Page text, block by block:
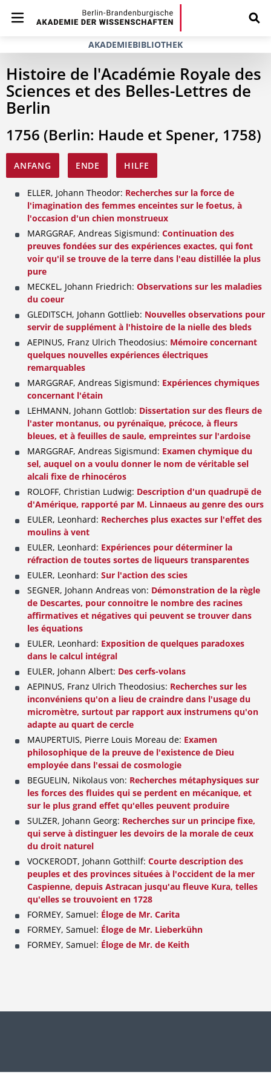
AKADEMIEBIBLIOTHEK
Histoire de l'Académie Royale des
Sciences et des Belles-Lettres de
Berlin
1756 (Berlin: Haude et Spener, 1758)
ANFANG ENDE HILFE
ELLER, Johann Theodor: Recherches sur la force de
l'imagination des femmes enceintes sur le foetus, à
l'occasion d'un chien monstrueux
MARGGRAF, Andreas Sigismund: Continuation des
preuves fondées sur des expériences exactes, qui font
voir qu'il se trouve de la terre dans l'eau distillée la plus
pure
MECKEL, Johann Friedrich: Observations sur les maladies
du coeur
GLEDITSCH, Johann Gottlieb: Nouvelles observations pour
servir de supplément à l'histoire de la nielle des bleds
AEPINUS, Franz Ulrich Theodosius: Mémoire concernant
quelques nouvelles expériences électriques
remarquables
MARGGRAF, Andreas Sigismund: Expériences chymiques
concernant l'étain
LEHMANN, Johann Gottlob: Dissertation sur des fleurs de
l'aster montanus, ou pyrénaïque, précoce, à fleurs
bleues, et à feuilles de saule, empreintes sur l'ardoise
MARGGRAF, Andreas Sigismund: Examen chymique du
sel, auquel on a voulu donner le nom de véritable sel
alcali fixe de rhinocéros
ROLOFF, Christian Ludwig: Description d'un quadrupë de
d'Amérique, rapporté par M. Linnaeus au genre des ours
EULER, Leonhard: Recherches plus exactes sur l'effet des
moulins à vent
EULER, Leonhard: Expériences pour déterminer la
réfraction de toutes sortes de liqueurs transparentes
EULER, Leonhard: Sur l'action des scies
SEGNER, Johann Andreas von: Démonstration de la règle
de Descartes, pour connoitre le nombre des racines
affirmatives et négatives qui peuvent se trouver dans
les équations
EULER, Leonhard: Exposition de quelques paradoxes
dans le calcul intégral
EULER, Johann Albert: Des cerfs-volans
AEPINUS, Franz Ulrich Theodosius: Recherches sur les
inconvéniens qu'on a lieu de craindre dans l'usage du
micromètre, surtout par rapport aux instrumens qu'on
adapte au quart de cercle
MAUPERTUIS, Pierre Louis Moreau de: Examen
philosophique de la preuve de l'existence de Dieu
employée dans l'essai de cosmologie
BEGUELIN, Nikolaus von: Recherches métaphysiques sur
les forces des fluides qui se perdent en mécanique, et
sur le plus grand effet qu'elles peuvent produire
SULZER, Johann Georg: Recherches sur un principe fixe,
qui serve à distinguer les devoirs de la morale de ceux
du droit naturel
VOCKERODT, Johann Gotthilf: Courte description des
peuples et des provinces situées à l'occident de la mer
Caspienne, depuis Astracan jusqu'au fleuve Kura, telles
qu'elles se trouvoient en 1728
FORMEY, Samuel: Éloge de Mr. Carita
FORMEY, Samuel: Éloge de Mr. Lieberkühn
FORMEY, Samuel: Éloge de Mr. de Keith